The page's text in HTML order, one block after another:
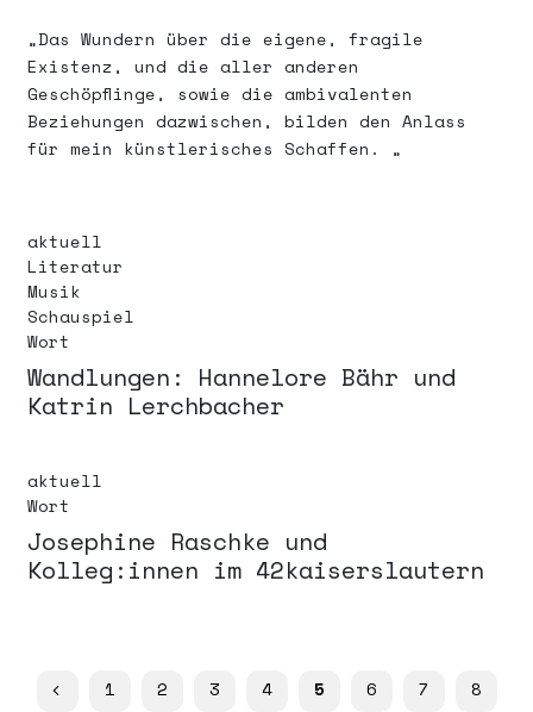
„Das Wundern über die eigene, fragile
Existenz, und die aller anderen
Geschöpflinge, sowie die ambivalenten
Beziehungen dazwischen, bilden den Anlass
für mein künstlerisches Schaffen. „
aktuell
Literatur
Musik
Schauspiel
Wort
Wandlungen: Hannelore Bähr und
Katrin Lerchbacher
aktuell
Wort
Josephine Raschke und
Kolleg:innen im 42kaiserslautern
1 2 3 4 5 6 7
8